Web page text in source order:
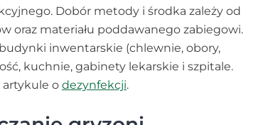
Dobór metody i środka zależy od
oraz materiału poddawanego zabiegowi.
inwentarskie (chlewnie, obory,
kuchnie, gabinety lekarskie i szpitale.
artykule o dezynfekcji.